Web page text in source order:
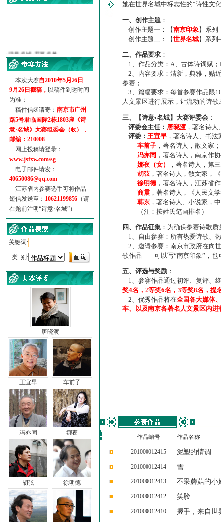
·【诗意·名城】地铁展示作...
诗意名城·地铁时间
参赛作品多达5000多首
“诗意·名城”晒诗会
特别通知--致广大诗词爱好...
本次大赛自2010年5月26日—
9月26日截稿， 以稿件到达时间
为准：
稿件信函请寄： 南京市广州
路5号君临国际2栋1803座《诗
意·名城》大赛组委会（收），
邮编：210008
网上投稿请登录：
www.jsfxw.com/sg
电子邮件请发：
40650086@qq.com
江苏省内参赛选手可将作品
短信发送至： 10621199856 （请
在题前注明“诗意·名城”）
关键词:
类 别:
唐晓渡
王宜早 车前子
冯亦同 娜夜
胡弦 徐明德
她在世界名城中标志性的“诗性文
一、创作主题 ：
创作主题一：【南京印象】系
创作主题二：【世界名城】系
二、作品要求 ：
1、作品分类：A、古体诗词赋；
2、内容要求：清新，典雅，贴
参赛；
3、篇幅要求：每首参赛作品限
人文景区进行展示，让流动的诗
三、【诗意•名城】大赛评委会 ：
评委会主任： 唐晓渡 ，著名诗
评委： 王宜早 ，著名诗人、书
车前子 ，著名诗人，散文家；
冯亦同 ，著名诗人，南京作
娜夜（女）
，著名诗人，第
胡弦，著名诗人，散文家，
徐明德，著名诗人，江苏省
商震 ，著名诗人，《人民文
韩东 ，著名诗人、小说家，
（注：按姓氏笔画排名）
四、作品征集 ：为确保参赛诗歌
1、自由参赛：所有热爱诗歌、
2、邀请参赛：南京市政府在向
歌作品——可以写“南京印象”，也
五、评选与奖励 ：
1、参赛作品通过初评、复评、
奖4名，2等奖6名，3等奖8名，提
2、优秀作品将在全国各大媒体
车、以及南京各著名人文景区内进
作品编号 作品名称
201000012415 泥塑的情调
201000012414 雪
201000012413 不采蘑菇的小
201000012412 笑脸
201000012410 握手，来自世